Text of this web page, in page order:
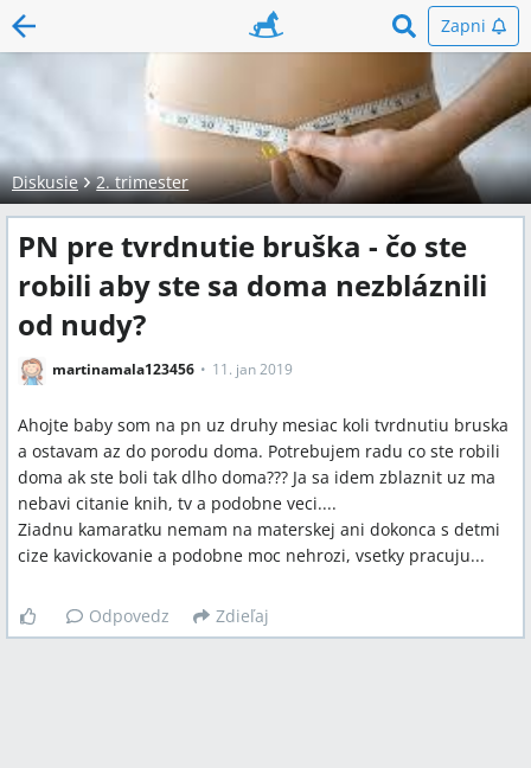
Zapni
Diskusie 2. trimester
PN pre tvrdnutie bruška - čo ste
robili aby ste sa doma nezbláznili
od nudy?
martinamala123456 11. jan 2019
Ahojte baby som na pn uz druhy mesiac koli tvrdnutiu bruska
a ostavam az do porodu doma. Potrebujem radu co ste robili
doma ak ste boli tak dlho doma??? Ja sa idem zblaznit uz ma
nebavi citanie knih, tv a podobne veci....
Ziadnu kamaratku nemam na materskej ani dokonca s detmi
cize kavickovanie a podobne moc nehrozi, vsetky pracuju...
Odpovedz Zdieľaj